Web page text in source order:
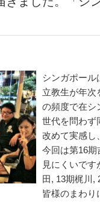
シンガポール
立教生が年次
の頻度で在シ
世代を問わず
改めて実感し
今回は第16期
見にくいで
田, 13期梶川,
皆様のまわり